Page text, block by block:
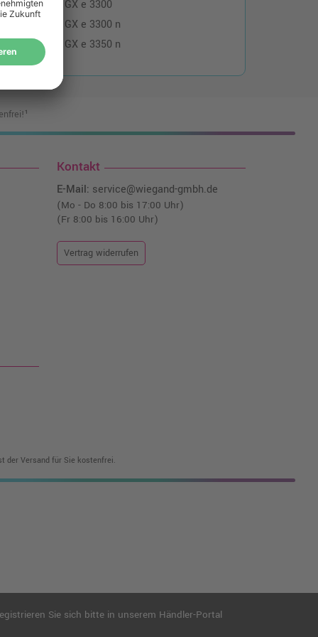
Ricoh Aficio GX e 3300
Ricoh Aficio GX e 3300 n
Ricoh Aficio GX e 3350 n
Kontakt
E-Mail: service@wiegand-gmbh.de
(Mo - Do 8:00 bis 17:00 Uhr)
(Fr 8:00 bis 16:00 Uhr)
Vertrag widerrufen
der Versand für Sie kostenfrei.
Sie sich bitte in unserem Händler-Portal